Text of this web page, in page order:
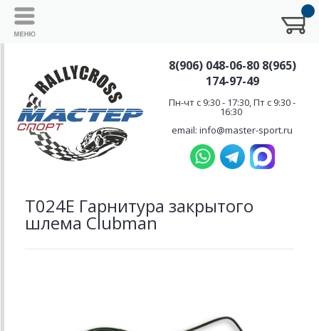
8(906) 048-06-80 8(965)
174-97-49
Пн-чт с 9:30 - 17:30, Пт с 9:30 -
16:30
email: info@master-sport.ru
T024E Гарнитура закрытого
шлема Clubman